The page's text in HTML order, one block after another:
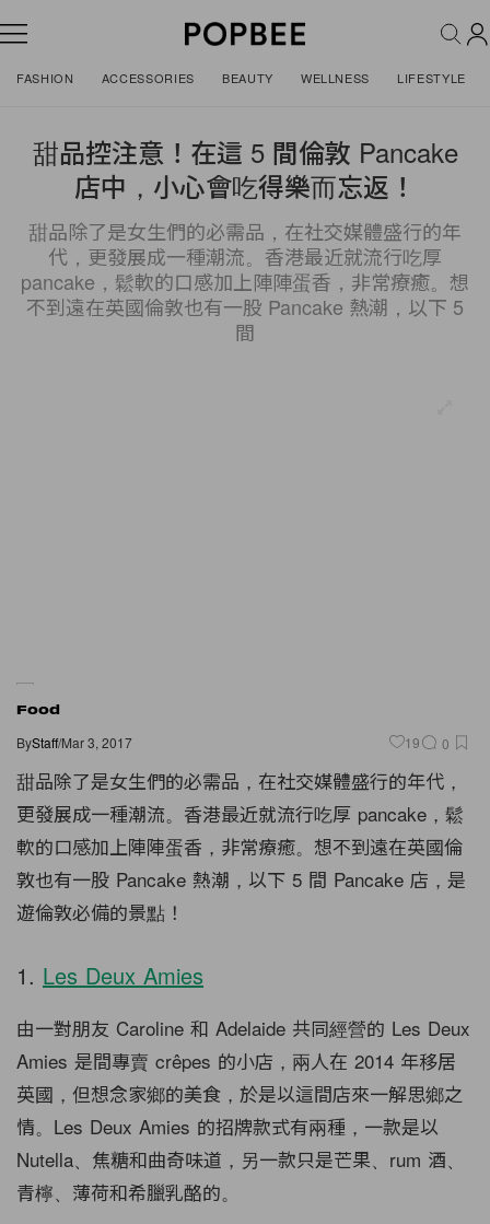
FASHION ACCESSORIES BEAUTY WELLNESS LIFESTYLE
甜品控注意！在這 5 間倫敦 Pancake
店中，小心會吃得樂而忘返！
甜品除了是女生們的必需品，在社交媒體盛行的年
代，更發展成一種潮流。香港最近就流行吃厚
pancake，鬆軟的口感加上陣陣蛋香，非常療癒。想
不到遠在英國倫敦也有一股 Pancake 熱潮，以下 5
間
Food
ByStaff/Mar 3, 2017 19 0
甜品除了是女生們的必需品，在社交媒體盛行的年代，
更發展成一種潮流。香港最近就流行吃厚 pancake，鬆
軟的口感加上陣陣蛋香，非常療癒。想不到遠在英國倫
敦也有一股 Pancake 熱潮，以下 5 間 Pancake 店，是
遊倫敦必備的景點！
1. Les Deux Amies
由一對朋友 Caroline 和 Adelaide 共同經營的 Les Deux
Amies 是間專賣 crêpes 的小店，兩人在 2014 年移居
英國，但想念家鄉的美食，於是以這間店來一解思鄉之
情。Les Deux Amies 的招牌款式有兩種，一款是以
Nutella、焦糖和曲奇味道，另一款只是芒果、rum 酒、
青檸、薄荷和希臘乳酪的。